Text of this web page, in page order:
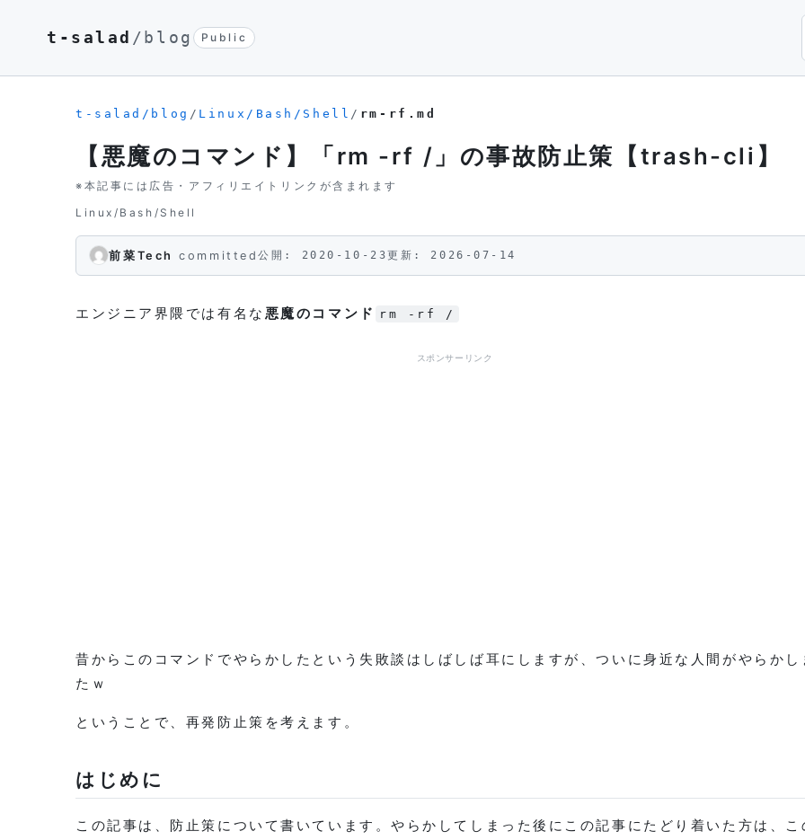
t-salad /blog Public
t-salad/blog / Linux/Bash/Shell / rm-rf.md
【悪魔のコマンド】「rm -rf /」の事故防止策【trash-cli】
※本記事には広告・アフィリエイトリンクが含まれます
Linux/Bash/Shell
前菜Tech committed公開: 2020-10-23更新: 2026-07-14
エンジニア界隈では有名な 悪魔のコマンド rm -rf /
スポンサーリンク
昔からこのコマンドでやらかしたという失敗談はしばしば耳にしますが、ついに身近な人間がやらかし
たｗ
ということで、再発防止策を考えます。
はじめに
この記事は、防止策について書いています。やらかしてしまった後にこの記事にたどり着いた方は、こ